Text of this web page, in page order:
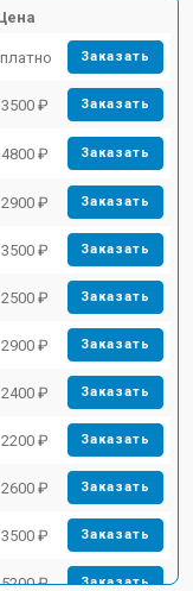
Заказать
₽ Заказать
₽ Заказать
₽ Заказать
₽ Заказать
₽ Заказать
₽ Заказать
₽ Заказать
₽ Заказать
₽ Заказать
₽ Заказать
₽ Заказать